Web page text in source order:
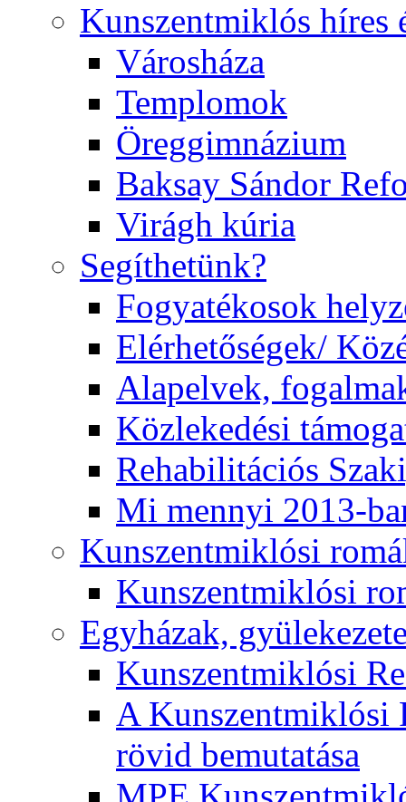
Kunszentmiklós híres
Városháza
Templomok
Öreggimnázium
Baksay Sándor
Virágh kúria
Segíthetünk?
Fogyatékosok
Elérhetőségek/
Alapelvek,
Közlekedési
Rehabilitációs
Mi mennyi 2013-
Kunszentmiklósi
Kunszentmiklósi
Egyházak,
Kunszentmiklósi
A Kunszentmiklósi
rövid bemutatása